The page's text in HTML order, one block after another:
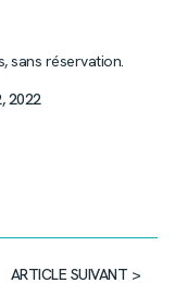
sans réservation.
2022
ARTICLE SUIVANT >